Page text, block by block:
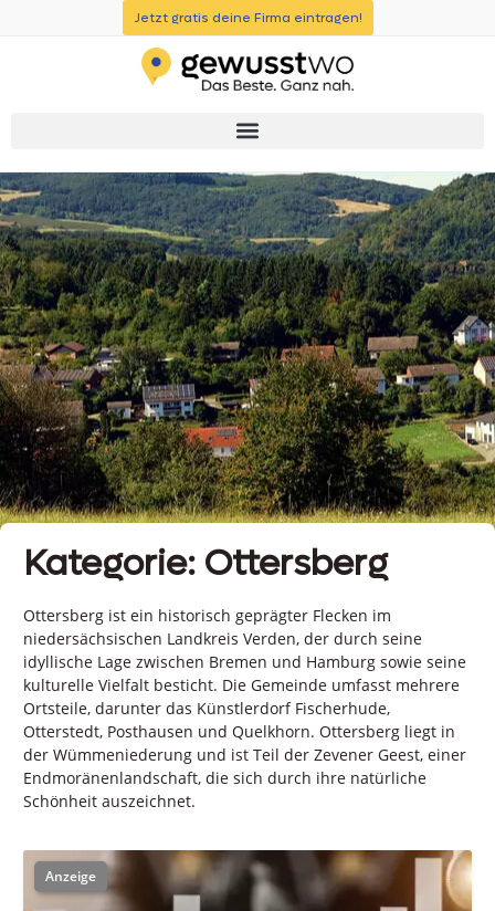
Jetzt gratis deine Firma eintragen!
Kategorie: Ottersberg
Ottersberg ist ein historisch geprägter Flecken im
niedersächsischen Landkreis Verden, der durch seine
idyllische Lage zwischen Bremen und Hamburg sowie seine
kulturelle Vielfalt besticht. Die Gemeinde umfasst mehrere
Ortsteile, darunter das Künstlerdorf Fischerhude,
Otterstedt, Posthausen und Quelkhorn. Ottersberg liegt in
der Wümmeniederung und ist Teil der Zevener Geest, einer
Endmoränenlandschaft, die sich durch ihre natürliche
Schönheit auszeichnet.